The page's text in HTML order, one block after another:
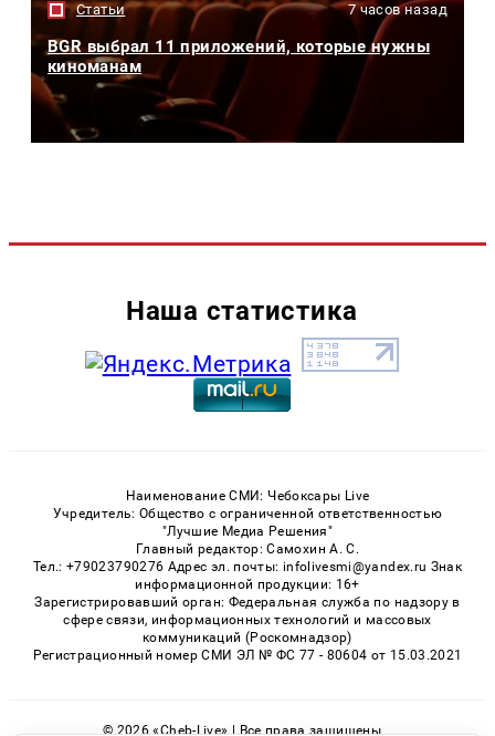
Статьи 7 часов назад
BGR выбрал 11 приложений, которые нужны
киноманам
Наша статистика
Наименование СМИ: Чебоксары Live
Учредитель: Общество с ограниченной ответственностью
"Лучшие Медиа Решения"
Главный редактор: Самохин А. С.
Тел.: +79023790276 Адрес эл. почты: infolivesmi@yandex.ru Знак
информационной продукции: 16+
Зарегистрировавший орган: Федеральная служба по надзору в
сфере связи, информационных технологий и массовых
коммуникаций (Роскомнадзор)
Регистрационный номер СМИ ЭЛ № ФС 77 - 80604 от 15.03.2021
© 2026 «Cheb-Live» | Все права защищены